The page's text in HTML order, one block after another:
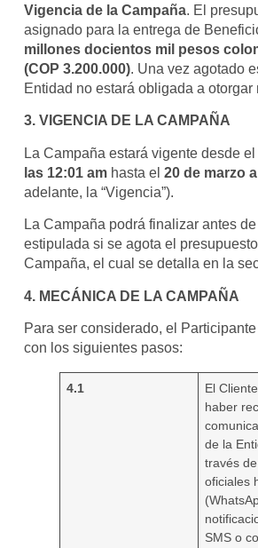
Vigencia de la Campaña. El
asignado para la entrega de
millones docientos mil pesos
(COP 3.200.000). Una vez agotado
Entidad no estará obligada a otorgar
3. VIGENCIA DE LA CAMPAÑA
La Campaña estará vigente desde el
las 12:01 am hasta el 20 de marzo
adelante, la “Vigencia”).
La Campaña podrá finalizar antes
estipulada si se agota el
Campaña, el cual se detalla en la
4. MECÁNICA DE LA CAMPAÑA
Para ser considerado, el
con los siguientes pasos:
4.1
El
haber
de la
través
oficiales
SMS o